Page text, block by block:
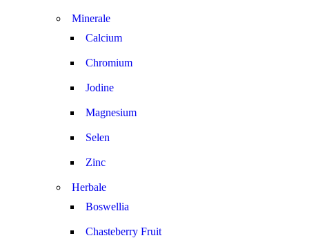
Minerale
Calcium
Chromium
Jodine
Magnesium
Selen
Zinc
Herbale
Boswellia
Chasteberry Fruit